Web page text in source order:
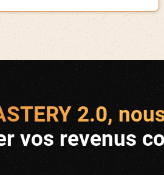
2.0,
vos revenus